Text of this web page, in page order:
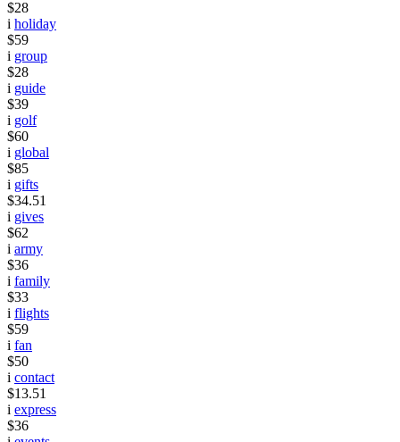
$28
i holiday
$59
i group
$28
i guide
$39
i golf
$60
i global
$85
i gifts
$34.51
i gives
$62
i army
$36
i family
$33
i flights
$59
i fan
$50
i contact
$13.51
i express
$36